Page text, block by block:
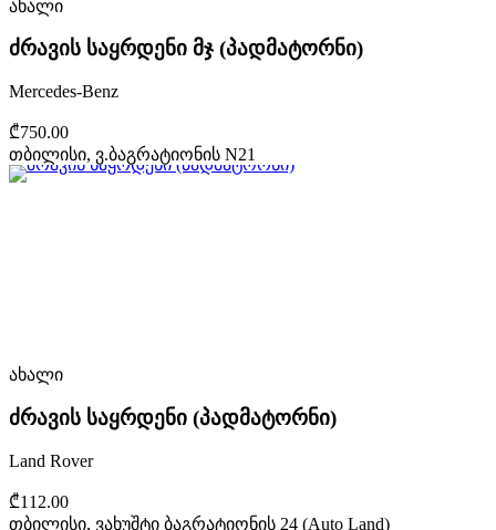
ახალი
ძრავის საყრდენი მჯ (პადმატორნი)
Mercedes-Benz
₾750.00
თბილისი, ვ.ბაგრატიონის N21
ახალი
ძრავის საყრდენი (პადმატორნი)
Land Rover
₾112.00
თბილისი, ვახუშტი ბაგრატიონის 24 (Auto Land)